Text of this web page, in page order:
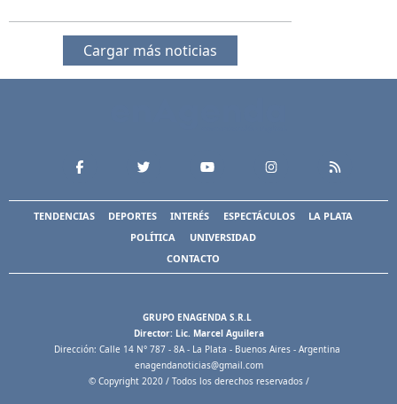
Cargar más noticias
TENDENCIAS DEPORTES INTERÉS ESPECTÁCULOS
LA PLATA
POLÍTICA
UNIVERSIDAD
CONTACTO
GRUPO ENAGENDA S.R.L
Director: Lic. Marcel Aguilera
Dirección: Calle 14 N° 787 - 8A - La Plata - Buenos Aires - Argentina
enagendanoticias@gmail.com
© Copyright 2020 / Todos los derechos reservados /